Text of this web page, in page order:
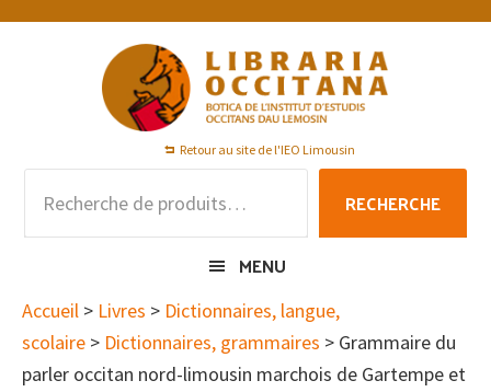
Passer
Passer
Passer
Retour au site de l'IEO Limousin
pour :
RECHERCHE
MENU
Accueil > Livres > Dictionnaires, langue,
scolaire > Dictionnaires, grammaires > Grammaire du
parler occitan nord-limousin marchois de Gartempe et